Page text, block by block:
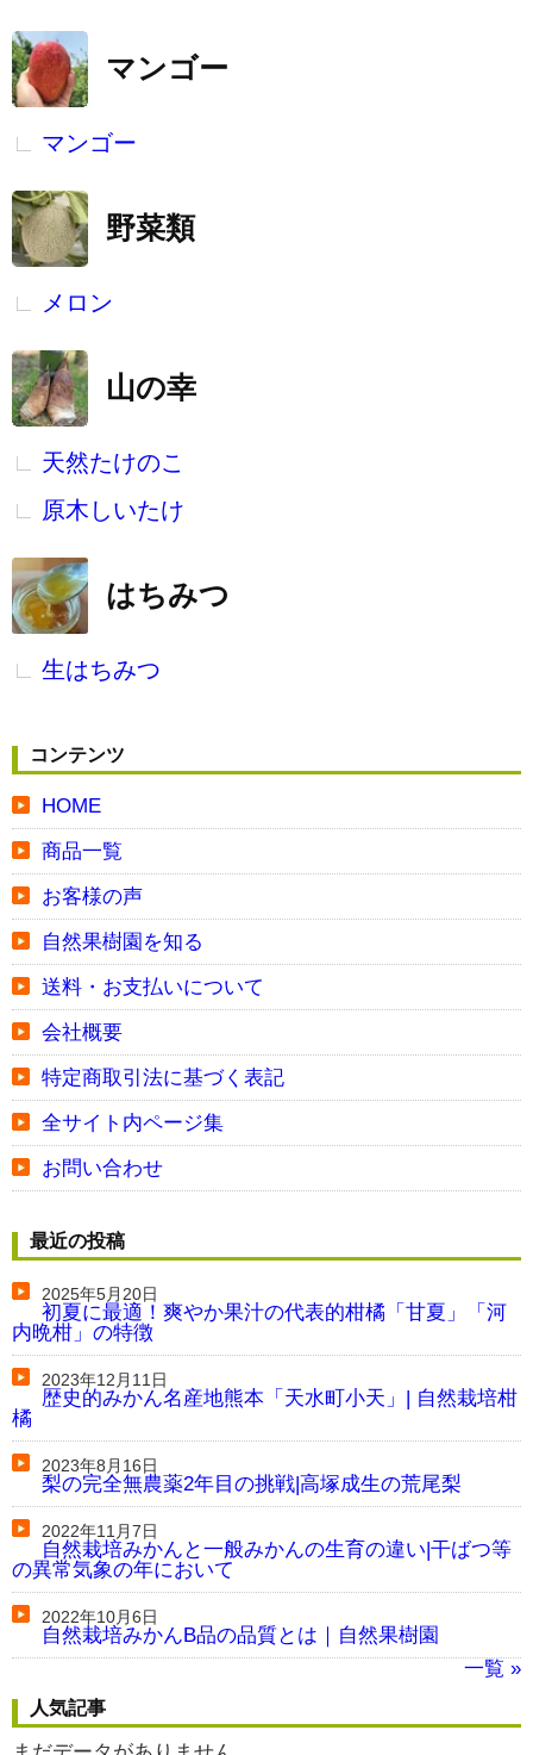
マンゴー
マンゴー
野菜類
メロン
山の幸
天然たけのこ
原木しいたけ
はちみつ
生はちみつ
コンテンツ
HOME
商品一覧
お客様の声
自然果樹園を知る
送料・お支払いについて
会社概要
特定商取引法に基づく表記
全サイト内ページ集
お問い合わせ
最近の投稿
2025年5月20日
初夏に最適！爽やか果汁の代表的柑橘「甘夏」「河
内晩柑」の特徴
2023年12月11日
歴史的みかん名産地熊本「天水町小天」| 自然栽培柑
橘
2023年8月16日
梨の完全無農薬2年目の挑戦|高塚成生の荒尾梨
2022年11月7日
自然栽培みかんと一般みかんの生育の違い|干ばつ等
の異常気象の年において
2022年10月6日
自然栽培みかんB品の品質とは｜自然果樹園
一覧 »
人気記事